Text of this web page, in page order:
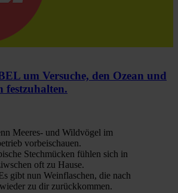
um Versuche, den Ozean und
festzuhalten.
Meeres- und Wildvögel im
vorbeischauen.
Stechmücken fühlen sich in
oft zu Hause.
gibt nun Weinflaschen, die nach
zu dir zurückkommen.